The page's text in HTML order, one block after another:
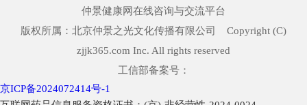
仲景健康网在线咨询与交流平台
版权所属：北京仲景之光文化传播有限公司 Copyright (C)
zjjk365.com Inc. All rights reserved
工信部备案号：
京ICP备2024072414号-1